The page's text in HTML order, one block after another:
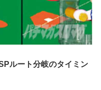
ルート分岐のタイミン